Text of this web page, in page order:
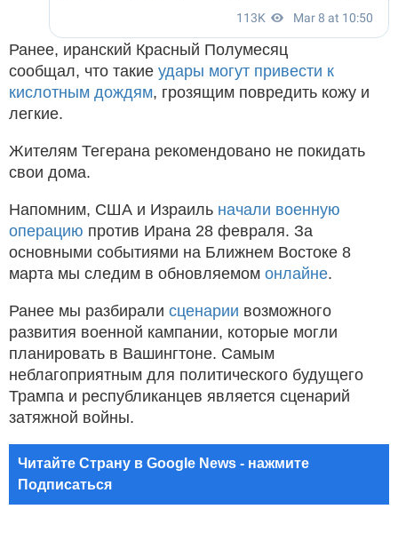
Ранее, иранский Красный Полумесяц
сообщал, что такие удары могут привести к
кислотным дождям, грозящим повредить кожу и
легкие.
Жителям Тегерана рекомендовано не покидать
свои дома.
Напомним, США и Израиль начали военную
операцию против Ирана 28 февраля. За
основными событиями на Ближнем Востоке 8
марта мы следим в обновляемом онлайне.
Ранее мы разбирали сценарии возможного
развития военной кампании, которые могли
планировать в Вашингтоне. Самым
неблагоприятным для политического будущего
Трампа и республиканцев является сценарий
затяжной войны.
Читайте Страну в Google News - нажмите
Подписаться